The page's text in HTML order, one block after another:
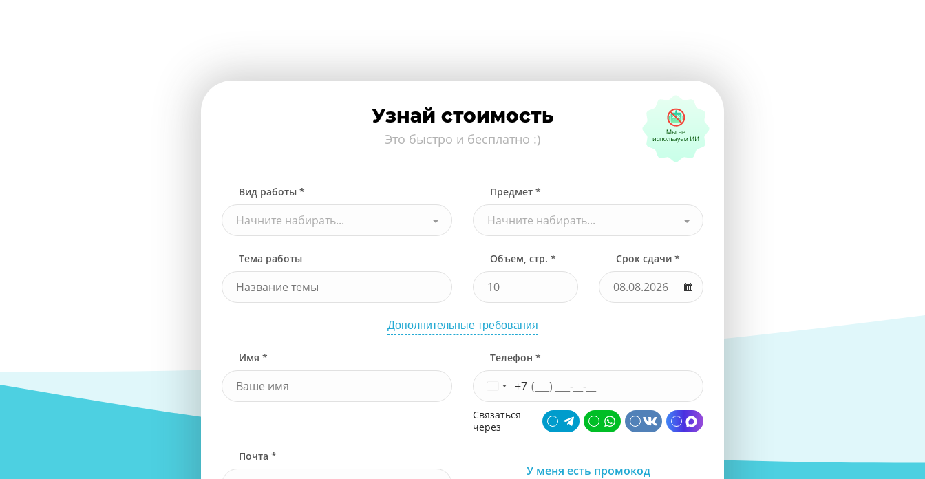
Узнай стоимость
Это быстро и бесплатно :)
Вид работы *
Начните набирать...
Предмет *
Начните набирать...
Тема работы Объем, стр. * Срок сдачи *
Дополнительные требования
Имя * Телефон *
+7
Связаться
через
Почта *
У меня есть промокод